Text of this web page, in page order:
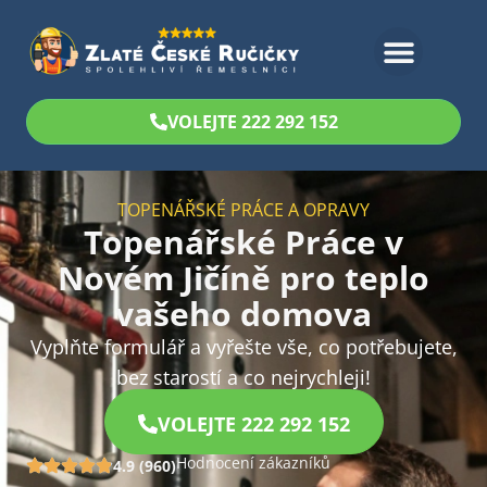
VOLEJTE 222 292 152
TOPENÁŘSKÉ PRÁCE A OPRAVY
Topenářské Práce v
Novém Jičíně pro teplo
vašeho domova
Vyplňte formulář a vyřešte vše, co potřebujete,
bez starostí a co nejrychleji!
VOLEJTE 222 292 152
4.9 (960)Hodnocení zákazníků